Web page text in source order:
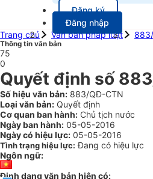
Đăng ký
Đăng nhập
Trang chủ
Văn bản pháp luật
Thông tin văn bản
75
0
Quyết định số
Số hiệu văn bản: 883/QĐ-CTN
Loại văn bản: Quyết định
Cơ quan ban hành: Chủ tịch nước
Ngày ban hành: 05-05-2016
Ngày có hiệu lực: 05-05-2016
Tình trạng hiệu lực: Đang có hiệu lực
Ngôn ngữ:
Định dạng văn bản hiện có: